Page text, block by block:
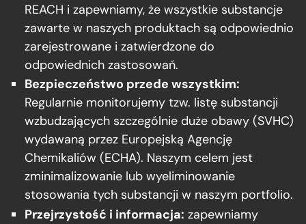
REACH i zapewniamy, że wszystkie substancje
zawarte w naszych produktach są odpowiednio
zarejestrowane i zatwierdzone do
odpowiednich zastosowań.
Bezpieczeństwo przede wszystkim:
Regularnie monitorujemy tzw. listę substancji
wzbudzających szczególnie duże obawy (SVHC)
wydawaną przez Europejską Agencję
Chemikaliów (ECHA). Naszym celem jest
zminimalizowanie lub wyeliminowanie
stosowania tych substancji w naszym portfolio.
Przejrzystość i informacja: zapewniamy